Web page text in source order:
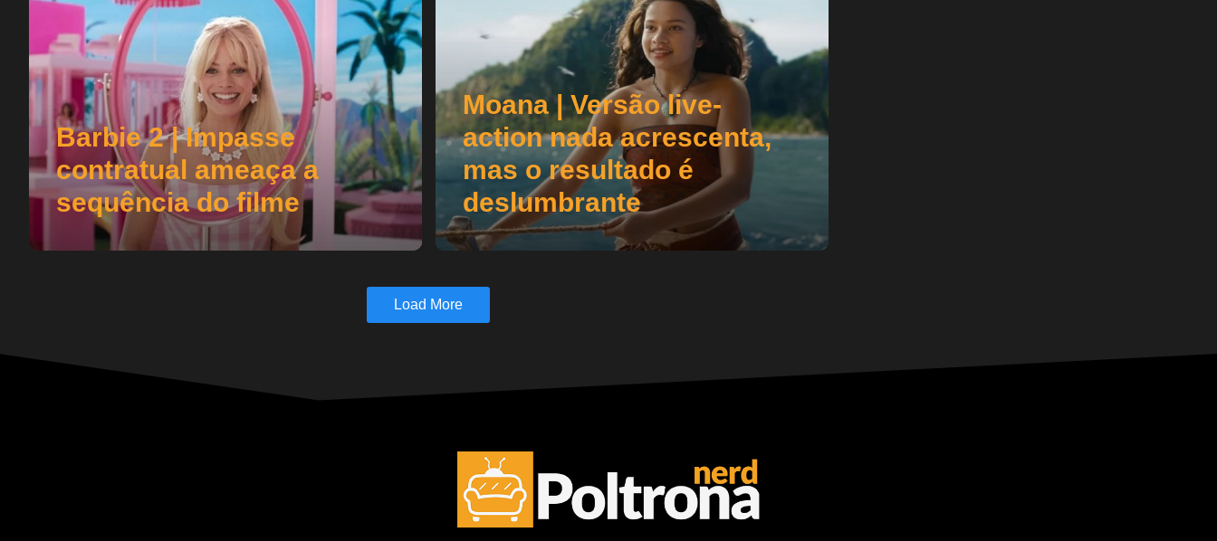
Barbie 2 | Impasse
contratual ameaça a
sequência do filme
Moana | Versão live-
action nada acrescenta,
mas o resultado é
deslumbrante
Load More